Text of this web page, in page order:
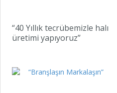
“40 Yıllık tecrübemizle halı
üretimi yapıyoruz”